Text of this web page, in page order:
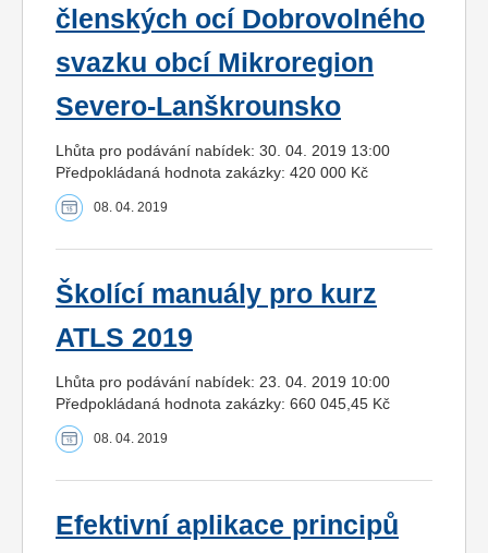
členských ocí Dobrovolného
svazku obcí Mikroregion
Severo-Lanškrounsko
Lhůta pro podávání nabídek: 30. 04. 2019 13:00
Předpokládaná hodnota zakázky: 420 000 Kč
08. 04. 2019
Školící manuály pro kurz
ATLS 2019
Lhůta pro podávání nabídek: 23. 04. 2019 10:00
Předpokládaná hodnota zakázky: 660 045,45 Kč
08. 04. 2019
Efektivní aplikace principů